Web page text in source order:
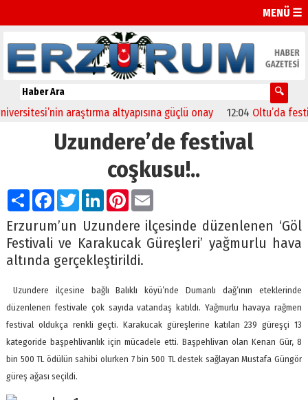
MENÜ ☰
araştırma altyapısına güçlü onay 12:04 Oltu’da festival
Uzundere’de festival
coşkusu!..
PaylaşFacebook
TwitterLinkedIn
Pinterest
Email
Erzurum’un Uzundere ilçesinde düzenlenen ‘Göl
Festivali ve Karakucak Güreşleri’ yağmurlu hava
altında gerçekleştirildi.
Uzundere ilçesine bağlı Balıklı köyü’nde Dumanlı dağ’ının eteklerinde
düzenlenen festivale çok sayıda vatandaş katıldı. Yağmurlu havaya rağmen
festival oldukça renkli geçti. Karakucak güreşlerine katılan 239 güreşçi 13
kategoride başpehlivanlık için mücadele etti. Başpehlivan olan Kenan Gür, 8
bin 500 TL ödülün sahibi olurken 7 bin 500 TL destek sağlayan Mustafa Güngör
güreş ağası seçildi.